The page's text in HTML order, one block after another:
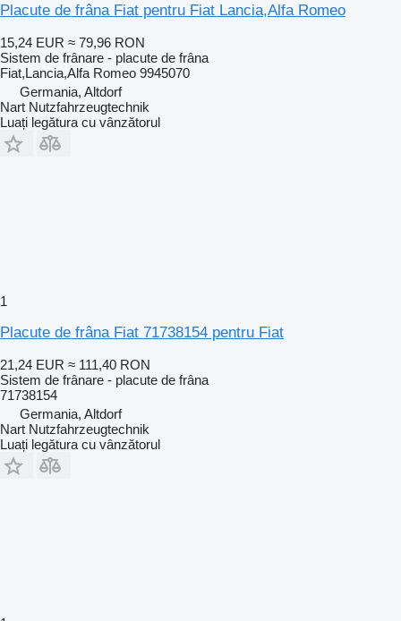
Placute de frâna Fiat pentru Fiat Lancia,Alfa Romeo
15,24 EUR ≈ 79,96 RON
Sistem de frânare - placute de frâna
Fiat,Lancia,Alfa Romeo 9945070
Germania, Altdorf
Nart Nutzfahrzeugtechnik
Luați legătura cu vânzătorul
1
Placute de frâna Fiat 71738154 pentru Fiat
21,24 EUR ≈ 111,40 RON
Sistem de frânare - placute de frâna
71738154
Germania, Altdorf
Nart Nutzfahrzeugtechnik
Luați legătura cu vânzătorul